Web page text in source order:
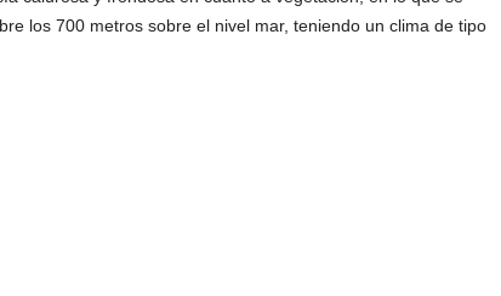
los 700 metros sobre el nivel mar, teniendo un clima de tipo